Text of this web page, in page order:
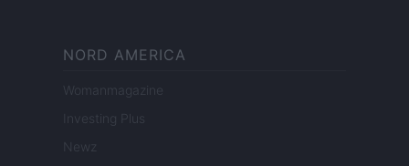
NORD AMERICA
Womanmagazine
Investing Plus
Newz